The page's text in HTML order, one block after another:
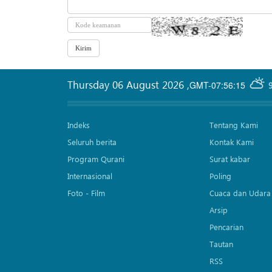
GMT-07:56:15
Thursday 06 August 2026 ,
Indeks
Seluruh berita
Program Qurani
Internasional
Foto - Film
Tentang Kami
Kontak Kami
Surat kabar
Poling
Cuaca dan Udara
Arsip
Pencarian
Tautan
RSS